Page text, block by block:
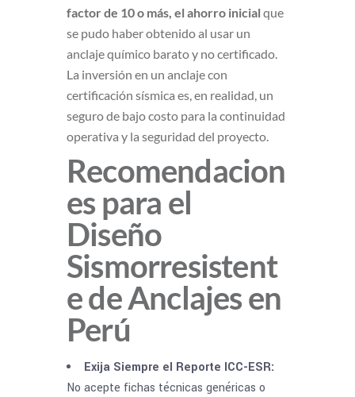
factor de 10 o más, el ahorro inicial que
se pudo haber obtenido al usar un
anclaje químico barato y no certificado.
La inversión en un anclaje con
certificación sísmica es, en realidad, un
seguro de bajo costo para la continuidad
operativa y la seguridad del proyecto.
Recomendacion
es para el
Diseño
Sismorresistent
e de Anclajes en
Perú
Exija Siempre el Reporte ICC-ESR:
No acepte fichas técnicas genéricas o